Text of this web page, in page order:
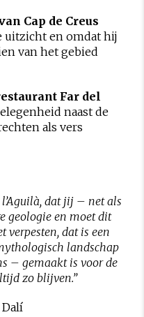
Cap de Creus
uitzicht en omdat hij
van het gebied
Far del
naast de
als vers
dat jij – net als
geologie en moet dit
dat is een
landschap
– gemaakt is voor de
zo blijven.”
Dalí